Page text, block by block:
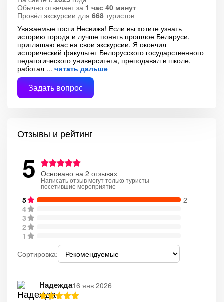
Обычно отвечает за 1 час 40 минут
Провёл экскурсии для 668 туристов
Уважаемые гости Несвижа! Если вы хотите узнать
историю города и лучше понять прошлое Беларуси,
приглашаю вас на свои экскурсии. Я окончил
исторический факультет Белорусского государственного
педагогического университета, преподавал в школе,
работал
читать дальше
Задать вопрос
Отзывы и рейтинг
5 Основано на 2 отзывах
Написать отзыв могут только туристы
посетившие мероприятие
5
2
4
–
3
–
2
–
1
–
Сортировка:
Надежда16 янв 2026